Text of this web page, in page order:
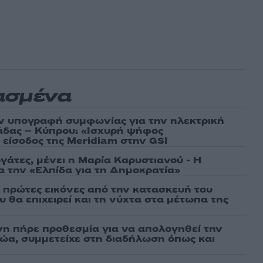
υπογραφή συμφωνίας για την ηλεκτρική
– Κύπρου: «Ισχυρή ψήφος
της Meridiam στην GSI
μένει η Μαρία Καρυστιανού - Η
την «Ελπίδα για τη Δημοκρατία»
εικόνες από την κατασκευή του
επιχειρεί και τη νύχτα στα μέτωπα της
πήρε προθεσμία για να απολογηθεί την
συμμετείχε στη διαδήλωση όπως και